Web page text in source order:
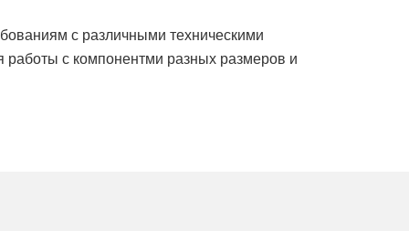
с различными техническими
с компонентми разных размеров и